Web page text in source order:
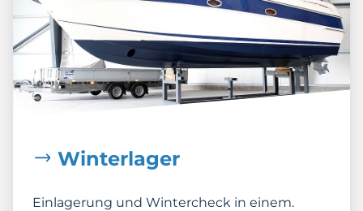
Winterlager
Einlagerung und Wintercheck in einem.